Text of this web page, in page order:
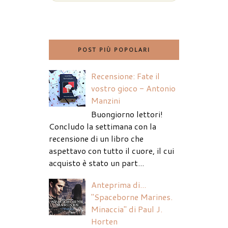
POST PIÙ POPOLARI
Recensione: Fate il
vostro gioco - Antonio
Manzini
Buongiorno lettori!
Concludo la settimana con la
recensione di un libro che
aspettavo con tutto il cuore, il cui
acquisto è stato un part...
Anteprima di...
"Spaceborne Marines.
Minaccia" di Paul J.
Horten